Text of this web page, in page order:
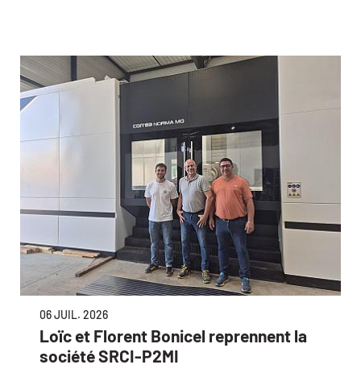
06 JUIL. 2026
Loïc et Florent Bonicel reprennent la
société SRCI-P2MI